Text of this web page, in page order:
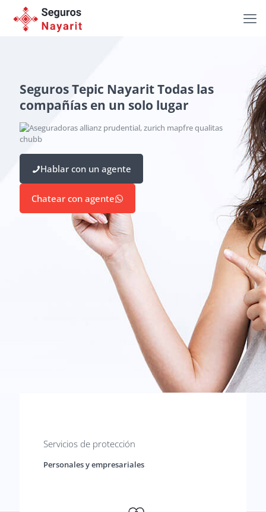
Seguros Tepic Nayarit Todas las
compañías en un solo lugar
Hablar con un agente
Chatear con agente
Servicios de protección
Personales y empresariales